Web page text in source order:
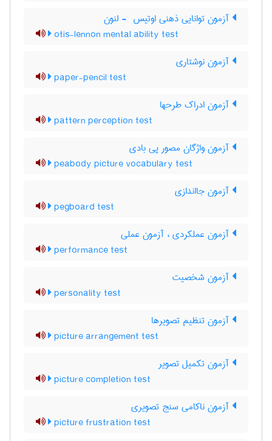
آزمون توانایی ذهنی اوتیس ‎ - لنون
otis-lennon mental ability test
آزمون نوشتاری
paper-pencil test
آزمون ادراک طرحها
pattern perception test
آزمون واژگان مصور پی بادی
peabody picture vocabulary test
آزمون جااندازی
pegboard test
آزمون عملکردی ، آزمون عملی
performance test
آزمون شخصیت
personality test
آزمون تنظیم تصویرها
picture arrangement test
آزمون تکمیل تصویر
picture completion test
آزمون ناکامی سنج تصویری
picture frustration test